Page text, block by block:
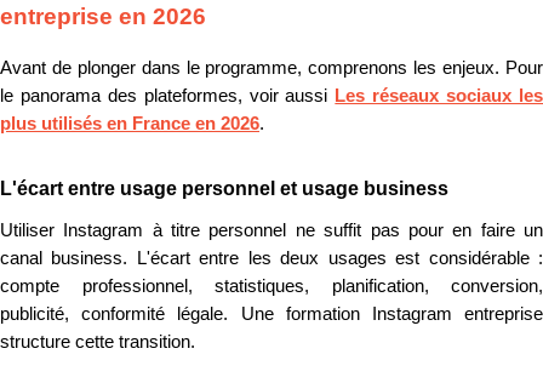
entreprise en 2026
Avant de plonger dans le programme, comprenons les enjeux. Pour
le panorama des plateformes, voir aussi Les réseaux sociaux les
plus utilisés en France en 2026.
L'écart entre usage personnel et usage business
Utiliser Instagram à titre personnel ne suffit pas pour en faire un
canal business. L'écart entre les deux usages est considérable :
compte professionnel, statistiques, planification, conversion,
publicité, conformité légale. Une formation Instagram entreprise
structure cette transition.